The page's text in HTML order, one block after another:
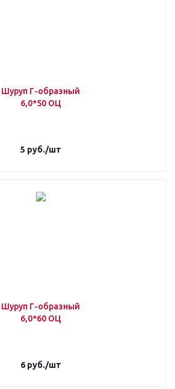
Шуруп Г-образный
6,0*50 ОЦ
5 руб./шт
Шуруп Г-образный
6,0*60 ОЦ
6руб./шт